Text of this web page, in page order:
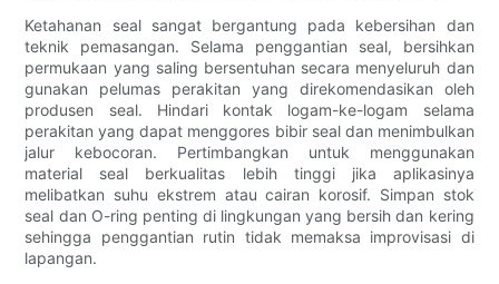
Ketahanan seal sangat bergantung pada kebersihan dan
teknik pemasangan. Selama penggantian seal, bersihkan
permukaan yang saling bersentuhan secara menyeluruh dan
gunakan pelumas perakitan yang direkomendasikan oleh
produsen seal. Hindari kontak logam-ke-logam selama
perakitan yang dapat menggores bibir seal dan menimbulkan
jalur kebocoran. Pertimbangkan untuk menggunakan
material seal berkualitas lebih tinggi jika aplikasinya
melibatkan suhu ekstrem atau cairan korosif. Simpan stok
seal dan O-ring penting di lingkungan yang bersih dan kering
sehingga penggantian rutin tidak memaksa improvisasi di
lapangan.